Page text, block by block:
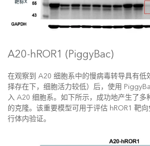
A20-hROR1 (PiggyBac)
在观察到 A20 细胞系中的慢病毒转导具有低
择存在下，细胞活力较低）后，使用
入 A20 细胞系。如下所示，成功地产生了多
的克隆。该重要模型可用于评估 hROR1 靶
行体内验证。